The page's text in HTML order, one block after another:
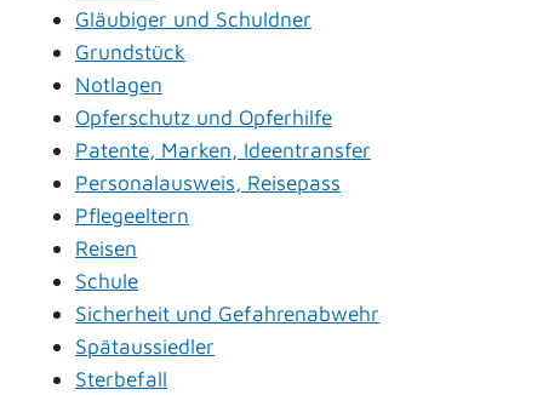
Gläubiger und Schuldner
Grundstück
Notlagen
Opferschutz und Opferhilfe
Patente, Marken, Ideentransfer
Personalausweis, Reisepass
Pflegeeltern
Reisen
Schule
Sicherheit und Gefahrenabwehr
Spätaussiedler
Sterbefall